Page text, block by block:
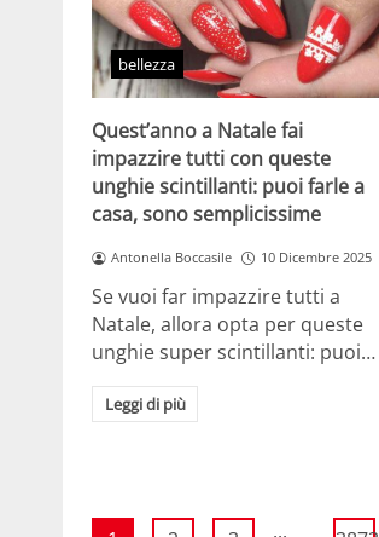
bellezza
Quest’anno a Natale fai
impazzire tutti con queste
unghie scintillanti: puoi farle a
casa, sono semplicissime
Antonella Boccasile 10 Dicembre 2025
Se vuoi far impazzire tutti a
Natale, allora opta per queste
unghie super scintillanti: puoi…
Leggi di più
...